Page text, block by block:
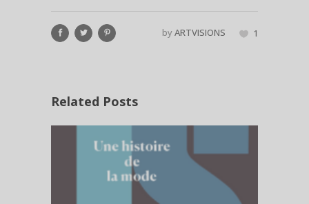
byARTVISIONS 1
Related Posts